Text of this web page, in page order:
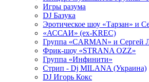
Игры разума
DJ Базука
Эротическое шоу «Тарзан» и
«АССАИ» (ex-KREC)
Группа «CARMAN» и Сергей
Фрик-шоу «STRANA OZZ»
Группа «Инфинити»
Стрип - Dj MILANA (Украина)
DJ Игорь Кокс